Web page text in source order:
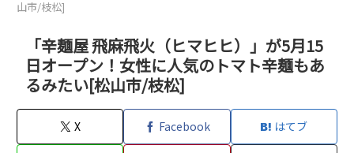
山市/枝松]
「辛麺屋 飛麻飛火（ヒマヒヒ）」が5月15
日オープン！女性に人気のトマト辛麺もあ
るみたい[松山市/枝松]
X Facebook はてブ